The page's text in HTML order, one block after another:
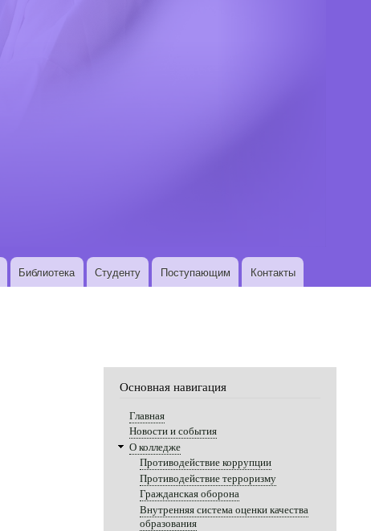
Библиотека Студенту Поступающим Контакты
Основная навигация
Главная
Новости и события
О колледже
Противодействие коррупции
Противодействие терроризму
Гражданская оборона
Внутренняя система оценки качества
образования